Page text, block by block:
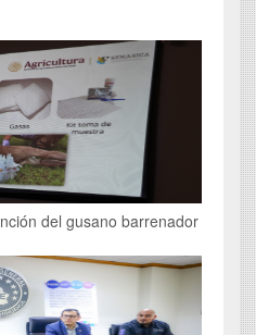
del gusano barrenador